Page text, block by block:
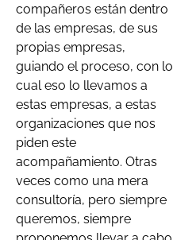
compañeros están dentro
de las empresas, de sus
propias empresas,
guiando el proceso, con lo
cual eso lo llevamos a
estas empresas, a estas
organizaciones que nos
piden este
acompañamiento. Otras
veces como una mera
consultoría, pero siempre
queremos, siempre